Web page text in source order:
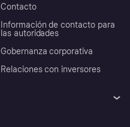
Contacto
Información de contacto para
las autoridades
Gobernanza corporativa
Relaciones con inversores